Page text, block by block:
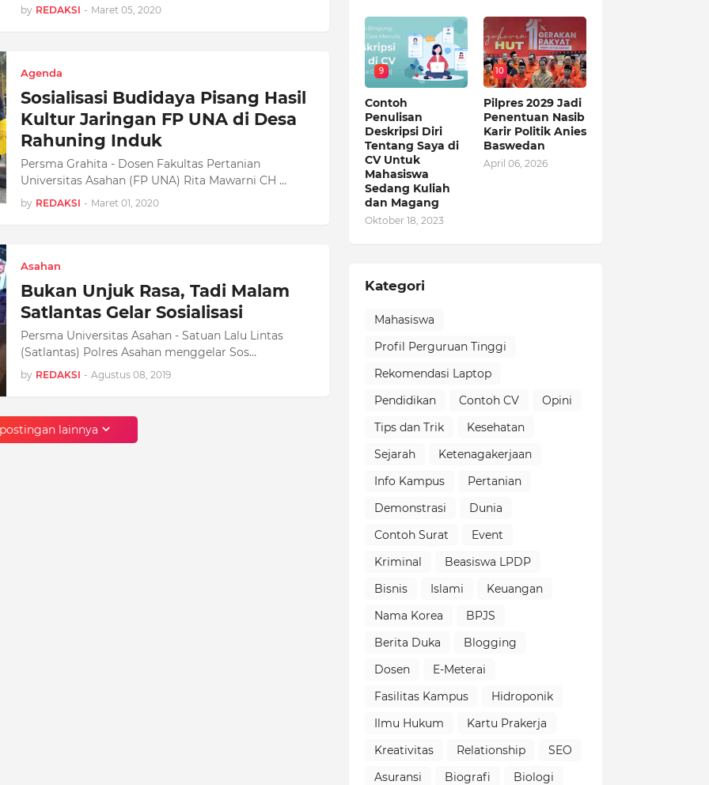
by REDAKSI - Maret 05, 2020
Agenda
Sosialisasi Budidaya Pisang Hasil
Kultur Jaringan FP UNA di Desa
Rahuning Induk
Persma Grahita - Dosen Fakultas Pertanian
Universitas Asahan (FP UNA) Rita Mawarni CH …
by REDAKSI - Maret 01, 2020
Asahan
Bukan Unjuk Rasa, Tadi Malam
Satlantas Gelar Sosialisasi
Persma Universitas Asahan - Satuan Lalu Lintas
(Satlantas) Polres Asahan menggelar Sos…
by REDAKSI - Agustus 08, 2019
lainnya
9
Contoh
Penulisan
Deskripsi Diri
Tentang Saya di
CV Untuk
Mahasiswa
Sedang Kuliah
dan Magang
Oktober 18, 2023
10
Pilpres 2029 Jadi
Penentuan Nasib
Karir Politik Anies
Baswedan
April 06, 2026
Kategori
Mahasiswa
Profil Perguruan Tinggi
Rekomendasi Laptop
Pendidikan
Contoh CV
Opini
Tips dan Trik
Kesehatan
Sejarah
Ketenagakerjaan
Info Kampus
Pertanian
Demonstrasi
Dunia
Contoh Surat
Event
Kriminal
Beasiswa LPDP
Bisnis
Islami
Keuangan
Nama Korea
BPJS
Berita Duka
Blogging
Dosen
E-Meterai
Fasilitas Kampus
Hidroponik
Ilmu Hukum
Kartu Prakerja
Kreativitas
Relationship
SEO
Asuransi
Biografi
Biologi